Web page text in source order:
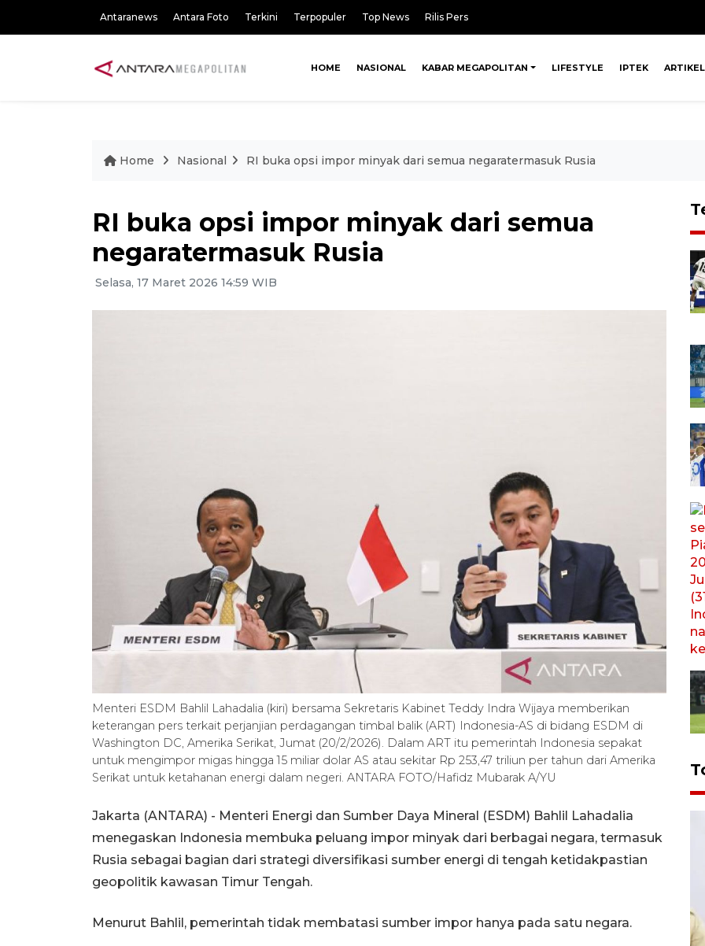
Antaranews Antara Foto Terkini Terpopuler Top News Rilis Pers
HOME NASIONAL KABAR MEGAPOLITAN LIFESTYLE IPTEK ARTIKEL
Home Nasional RI buka opsi impor minyak dari semua negaratermasuk Rusia
RI buka opsi impor minyak dari semua
negaratermasuk Rusia
Selasa, 17 Maret 2026 14:59 WIB
Menteri ESDM Bahlil Lahadalia (kiri) bersama Sekretaris Kabinet Teddy Indra Wijaya memberikan
keterangan pers terkait perjanjian perdagangan timbal balik (ART) Indonesia-AS di bidang ESDM di
Washington DC, Amerika Serikat, Jumat (20/2/2026). Dalam ART itu pemerintah Indonesia sepakat
untuk mengimpor migas hingga 15 miliar dolar AS atau sekitar Rp 253,47 triliun per tahun dari Amerika
Serikat untuk ketahanan energi dalam negeri. ANTARA FOTO/Hafidz Mubarak A/YU
Jakarta (ANTARA) - Menteri Energi dan Sumber Daya Mineral (ESDM) Bahlil Lahadalia
menegaskan Indonesia membuka peluang impor minyak dari berbagai negara, termasuk
Rusia sebagai bagian dari strategi diversifikasi sumber energi di tengah ketidakpastian
geopolitik kawasan Timur Tengah.
Menurut Bahlil, pemerintah tidak membatasi sumber impor hanya pada satu negara.